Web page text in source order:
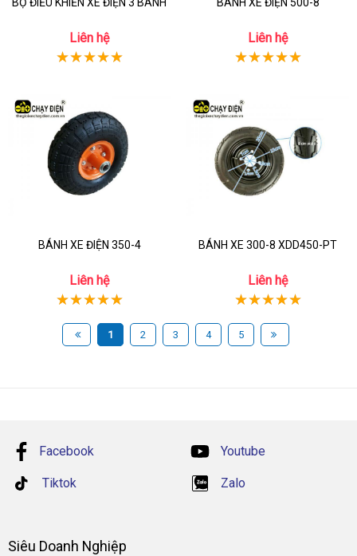
Liên hệ Liên hệ
BÁNH XE ĐIỆN 350-4
Liên hệ
BÁNH XE 300-8 XDD450-PT
Liên hệ
1 2 3 4 5
Facebook Youtube
Tiktok Zalo
Siêu Doanh Nghiệp